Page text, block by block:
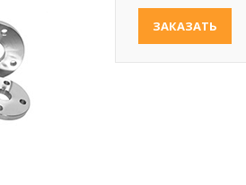
ЗАКАЗАТЬ